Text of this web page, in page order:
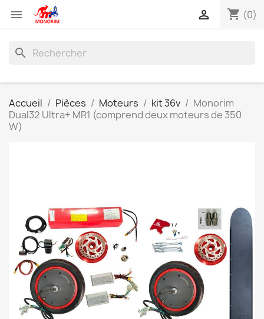
 shopping_cart (0)

search
Accueil Pièces Moteurs kit 36v
Monorim
Dual32 Ultra+ MR1 (comprend deux moteurs de 350
W)